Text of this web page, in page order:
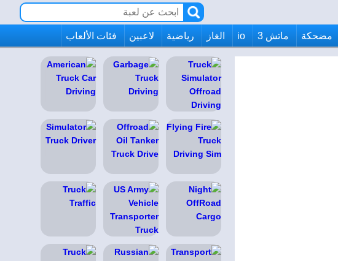
مضحكة ماتش 3 io الغاز رياضية لاعبين فئات الألعاب